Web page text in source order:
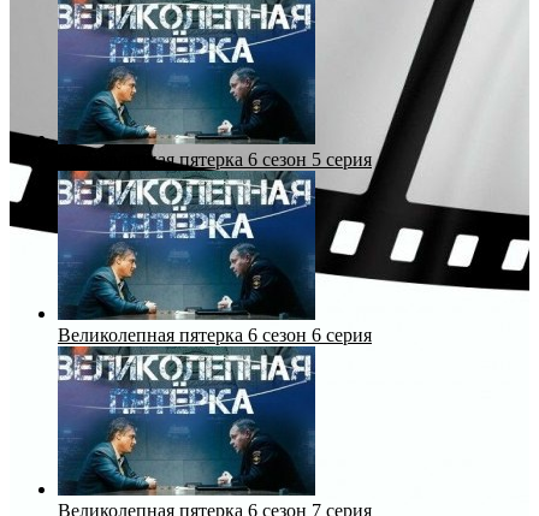
Великолепная пятерка 6 сезон 5 серия
Великолепная пятерка 6 сезон 6 серия
Великолепная пятерка 6 сезон 7 серия